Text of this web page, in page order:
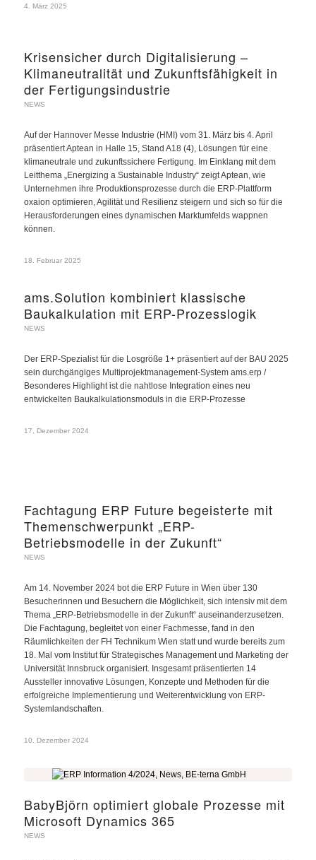
4. März 2025
Krisensicher durch Digitalisierung –
Klimaneutralität und Zukunftsfähigkeit in
der Fertigungsindustrie
NEWS
Auf der Hannover Messe Industrie (HMI) vom 31. März bis 4. April
präsentiert Aptean in Halle 15, Stand A18 (4), Lösungen für eine
klimaneutrale und zukunftssichere Fertigung. Im Einklang mit dem
Leitthema „Energizing a Sustainable Industry“ zeigt Aptean, wie
Unternehmen ihre Produktionsprozesse durch die ERP-Plattform
oxaion optimieren, Agilität und Resilienz steigern und sich so für die
Herausforderungen eines dynamischen Marktumfelds wappnen
können.
18. Februar 2025
ams.Solution kombiniert klassische
Baukalkulation mit ERP-Prozesslogik
NEWS
Der ERP-Spezialist für die Losgröße 1+ präsentiert auf der BAU 2025
sein durchgängiges Multiprojektmanagement-System ams.erp /
Besonderes Highlight ist die nahtlose Integration eines neu
entwickelten Baukalkulationsmoduls in die ERP-Prozesse
17. Dezember 2024
Fachtagung ERP Future begeisterte mit
Themenschwerpunkt „ERP-
Betriebsmodelle in der Zukunft“
NEWS
Am 14. November 2024 bot die ERP Future in Wien über 130
Besucherinnen und Besuchern die Möglichkeit, sich intensiv mit dem
Thema „ERP-Betriebsmodelle in der Zukunft“ auseinanderzusetzen.
Die Fachtagung, begleitet von einer Fachmesse, fand in den
Räumlichkeiten der FH Technikum Wien statt und wurde bereits zum
18. Mal vom Institut für Strategisches Management und Marketing der
Universität Innsbruck organisiert. Insgesamt präsentierten 14
Aussteller innovative Lösungen, Konzepte und Methoden für die
erfolgreiche Implementierung und Weiterentwicklung von ERP-
Systemlandschaften.
10. Dezember 2024
BabyBjörn optimiert globale Prozesse mit
Microsoft Dynamics 365
NEWS